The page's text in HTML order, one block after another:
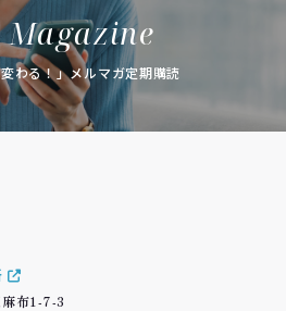
変わる！」メルマガ定期購読
布1-7-3